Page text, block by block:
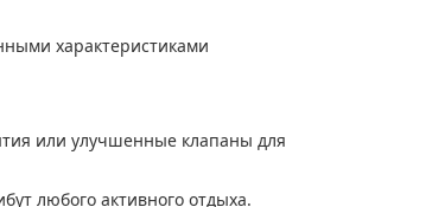
характеристиками
или улучшенные клапаны для
любого активного отдыха.